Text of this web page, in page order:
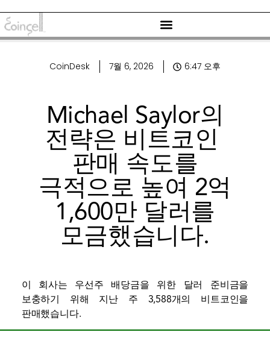
CoinDesk 7월 6, 2026 6:47 오후
Michael Saylor의
전략은 비트코인 ​​
판매 속도를
극적으로 높여 2억
1,600만 달러를
모금했습니다.
이 회사는 우선주 배당금을 위한 달러 준비금을
보충하기 위해 지난 주 3,588개의 비트코인을
판매했습니다.